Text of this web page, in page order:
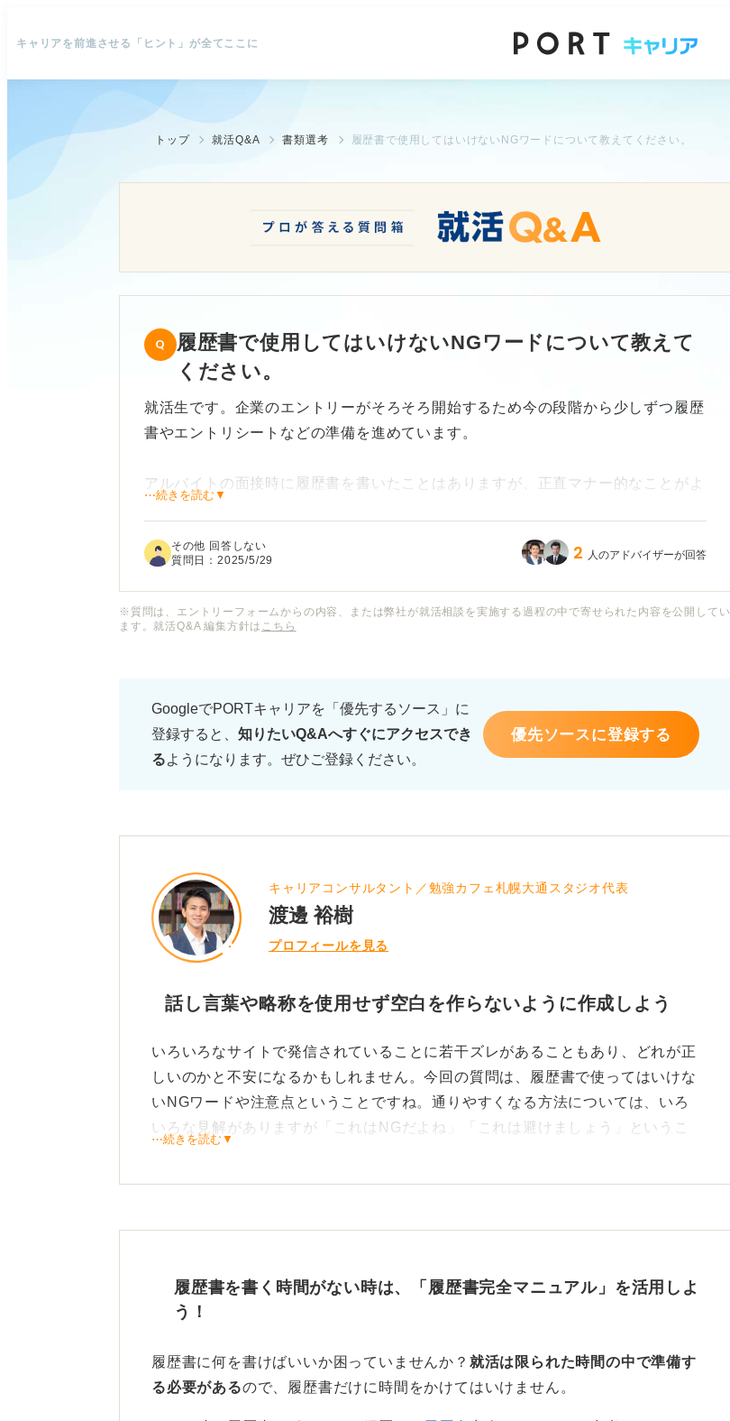
キャリアを前進させる「ヒント」が全てここに
トップ 就活Q&A 書類選考 履歴書で使用してはいけないNGワードについて教えてください。
履歴書で使用してはいけないNGワードについて教えて
ください。
就活生です。企業のエントリーがそろそろ開始するため今の段階から少しずつ履歴
書やエントリシートなどの準備を進めています。
アルバイトの面接時に履歴書を書いたことはありますが、正直マナー的なことがよ
の方からアドバイスをいただきたいと思っています。
特に履歴書の中で使用してはいけないNGワードは何かありますでしょうか？
す。
⋯続きを読む▼
その他 回答しない
質問日：2025/5/29 2 人のアドバイザーが回答
※質問は、エントリーフォームからの内容、または弊社が就活相談を実施する過程の中で寄せられた内容を公開してい
ます。就活Q&A 編集方針は こちら
GoogleでPORTキャリアを「優先するソース」に
登録すると、 知りたいQ&Aへすぐにアクセスでき
るようになります。ぜひご登録ください。
優先ソースに登録する
キャリアコンサルタント／勉強カフェ札幌大通スタジオ代表
渡邊 裕樹
プロフィールを見る
話し言葉や略称を使用せず空白を作らないように作成しよう
いろいろなサイトで発信されていることに若干ズレがあることもあり、どれが正
しいのかと不安になるかもしれません。今回の質問は、履歴書で使ってはいけな
いNGワードや注意点ということですね。通りやすくなる方法については、いろ
いろな見解がありますが「これはNGだよね」「これは避けましょう」というこ
ほかには「〜（株）」「〜高校」のように略称で書くこともNGです。履歴書で
また、空白が多すぎるのもよくありません。少なくとも8〜9割は埋めるようにし
ましょう。あまりにも空白が多いと「本当に入社したい気持ちがあるのだろう
⋯続きを読む▼
履歴書を書く時間がない時は、「履歴書完全マニュアル」を活用しよ
う！
履歴書に何を書けばいいか困っていませんか？ 就活は限られた時間の中で準備す
る必要があるので、履歴書だけに時間をかけてはいけません。